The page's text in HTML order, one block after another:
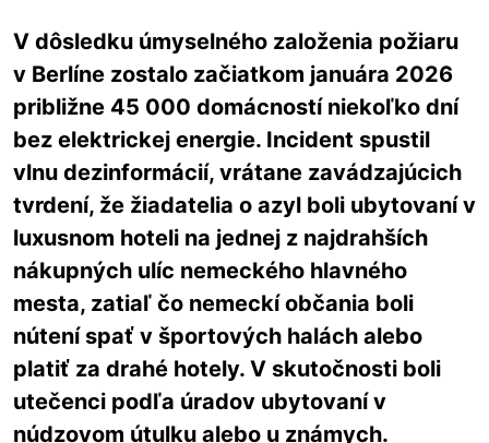
V dôsledku úmyselného založenia požiaru
v Berlíne zostalo začiatkom januára 2026
približne 45 000 domácností niekoľko dní
bez elektrickej energie. Incident spustil
vlnu dezinformácií, vrátane zavádzajúcich
tvrdení, že žiadatelia o azyl boli ubytovaní v
luxusnom hoteli na jednej z najdrahších
nákupných ulíc nemeckého hlavného
mesta, zatiaľ čo nemeckí občania boli
nútení spať v športových halách alebo
platiť za drahé hotely. V skutočnosti boli
utečenci podľa úradov ubytovaní v
núdzovom útulku alebo u známych.